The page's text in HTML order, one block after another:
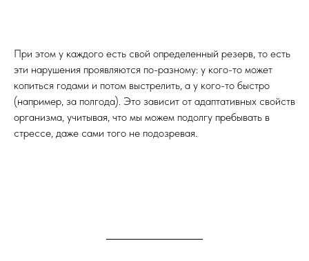
При этом у каждого есть свой определенный резерв, то есть
эти нарушения проявляются по-разному: у кого-то может
копиться годами и потом выстрелить, а у кого-то быстро
(например, за полгода). Это зависит от адаптативных свойств
организма, учитывая, что мы можем подолгу пребывать в
стрессе, даже сами того не подозревая.